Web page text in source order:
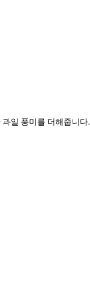
일 풍미를 더해줍니다.